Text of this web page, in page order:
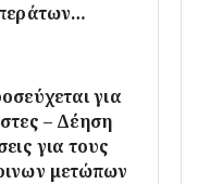
για
– Δέηση
για τους
μετώπων